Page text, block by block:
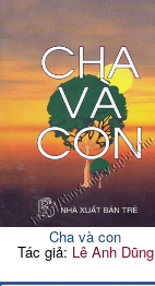
Cha và con
Tác giả: Lê Anh Dũng